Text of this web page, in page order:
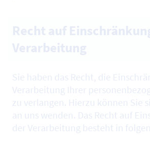
Sie haben das Recht, die
Verarbeitung Ihrer
zu verlangen. Hierzu können Sie
an uns wenden. Das Recht auf
der Verarbeitung besteht in